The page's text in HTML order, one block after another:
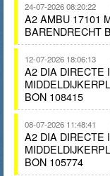
24-07-2026 08:20:22
A2 AMBU 17101
BARENDRECHT
12-07-2026 18:06:13
A2 DIA DIRECTE
BON 108415
08-07-2026 11:48:41
A2 DIA DIRECTE
BON 105774